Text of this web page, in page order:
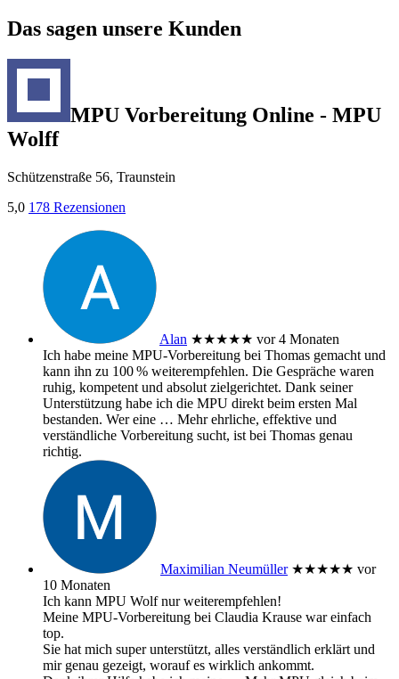
Das sagen unsere Kunden
MPU Vorbereitung Online - MPU
Wolff
Schützenstraße 56, Traunstein
5,0 178 Rezensionen
Alan ★★★★★ vor 4 Monaten
Ich habe meine MPU‑Vorbereitung bei Thomas gemacht und
kann ihn zu 100 % weiterempfehlen. Die Gespräche waren
ruhig, kompetent und absolut zielgerichtet. Dank seiner
Unterstützung habe ich die MPU direkt beim ersten Mal
bestanden. Wer eine … Mehrehrliche, effektive und
verständliche Vorbereitung sucht, ist bei Thomas genau
richtig.
Maximilian Neumüller ★★★★★ vor
10 Monaten
Ich kann MPU Wolf nur weiterempfehlen!
Meine MPU-Vorbereitung bei Claudia Krause war einfach
top.
Sie hat mich super unterstützt, alles verständlich erklärt und
mir genau gezeigt, worauf es wirklich ankommt.